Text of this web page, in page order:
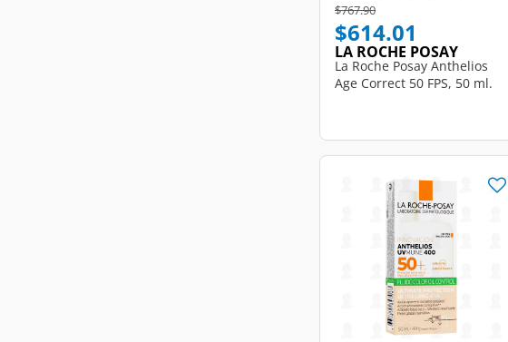
Price reduced from
$767.90to
$614.01
LA ROCHE POSAY
La Roche Posay Anthelios
Age Correct 50 FPS, 50 ml.